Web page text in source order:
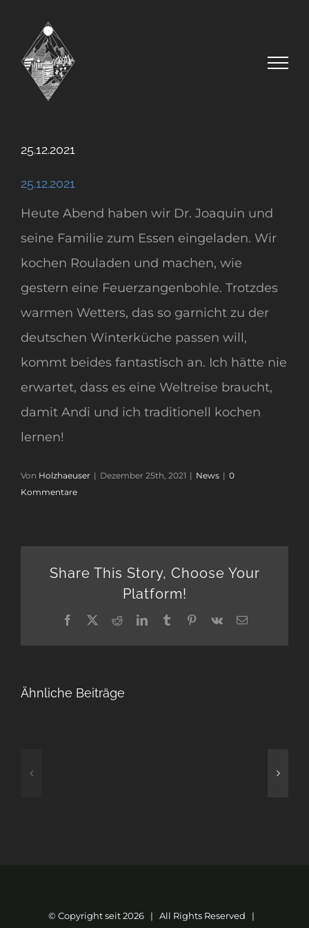
springen
25.12.2021
25.12.2021
Heute Abend haben wir Dr. Joaquin und
seine Familie zum Essen eingeladen. Wir
kochen Rouladen und machen, wie
gestern eine Feuerzangenbohle. Trotzdes
warmen Wetters, das so garnicht zu der
deutschen Winterküche passen will,
kommt beides fantastisch an. Ich hätte nie
erwartet, dass es eine Weltreise braucht,
damit Andi und ich traditionell kochen
lernen!
Von Holzhaeuser | Dezember 25th, 2021 | News | 0
Kommentare
Share This Story, Choose Your
Platform!
Facebook
TwitterRedditLinkedInTumblrPinterest
Vk
E-
Ähnliche Beiträge
© Copyright seit2026 | All Rights Reserved |